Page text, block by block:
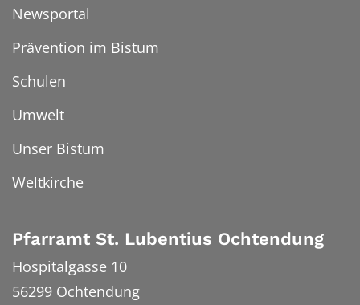
Newsportal
Prävention im Bistum
Schulen
Umwelt
Unser Bistum
Weltkirche
Pfarramt St. Lubentius Ochtendung
Hospitalgasse 10
56299 Ochtendung